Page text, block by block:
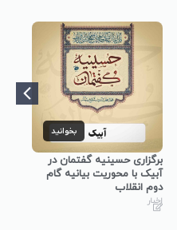
بخوانید
برگزاری حسینیه گفتمان در
آبیک با محوریت بیانیه گام
دوم انقلاب
اخبار